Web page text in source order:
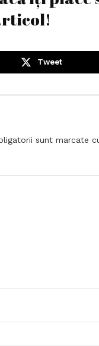
Tweet
sunt marcate